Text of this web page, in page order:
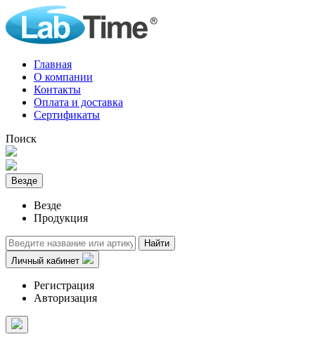
Главная
О компании
Контакты
Оплата и доставка
Сертификаты
Поиск
Везде
Везде
Продукция
Найти
Личный кабинет
Регистрация
Авторизация